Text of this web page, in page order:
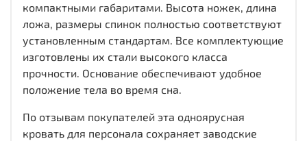
компактными габаритами. Высота ножек, длина
ложа, размеры спинок полностью соответствуют
установленным стандартам. Все комплектующие
изготовлены их стали высокого класса
прочности. Основание обеспечивают удобное
положение тела во время сна.
По отзывам покупателей эта одноярусная
кровать для персонала сохраняет заводские